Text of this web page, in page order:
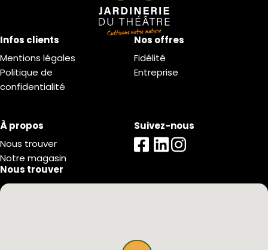
Infos clients
Mentions légales
Politique de
confidentialité
Nos offres
Fidélité
Entreprise
À propos
Nous trouver
Notre magasin
Suivez-nous
Nous trouver